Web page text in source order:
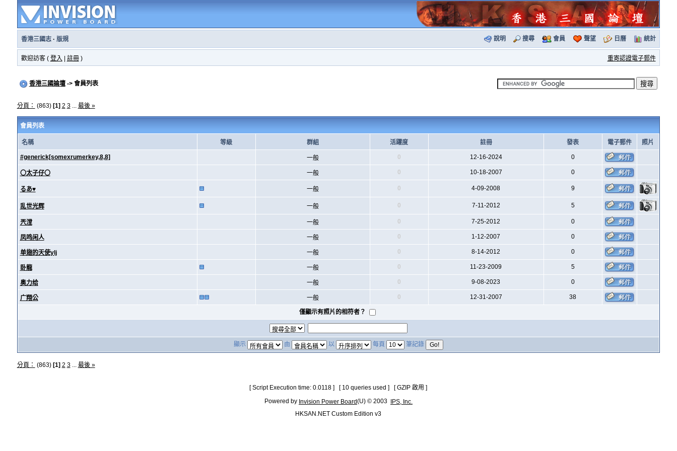
香港三國志· 版規 說明 搜尋 會員 聲望 日曆 統計
歡迎訪客 ( 登入 註冊) 重寄認證電子郵件
香港三國論壇-> 會員列表
分頁： (863) [1] 2 3... 最後 »
會員列表
名稱 等級 群組 活躍度 註冊 發表 電子郵件 照片
#generick[somexrumerkey,8,8] 一般 0 12-16-2024 0
〇太子仔〇 一般 0 10-18-2007 0
るあ♥ 一般 0 4-09-2008 9
乱世光辉 一般 0 7-11-2012 5
兲漟 一般 0 7-25-2012 0
凤鸣闲人 一般 0 1-12-2007 0
单翅的天使ylj 一般 0 8-14-2012 0
卧龍 一般 0 11-23-2009 5
奥力给 一般 0 9-08-2023 0
广翔公 一般 0 12-31-2007 38
僅顯示有照片的相符者？
顯示 由 以 每頁 筆記錄
分頁： (863) [1] 2 3... 最後 »
[ Script Execution time: 0.0118 ] [ 10 queries used ] [ GZIP 啟用 ]
Powered by Invision Power Board(U) © 2003
IPS, Inc.
HKSAN.NET Custom Edition v3